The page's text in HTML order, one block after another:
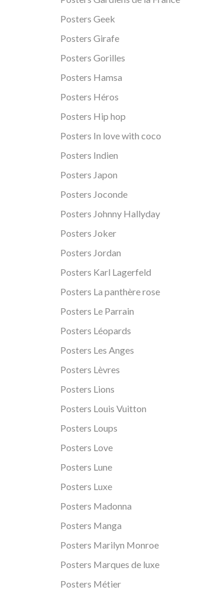
Posters Geek
Posters Girafe
Posters Gorilles
Posters Hamsa
Posters Héros
Posters Hip hop
Posters In love with coco
Posters Indien
Posters Japon
Posters Joconde
Posters Johnny Hallyday
Posters Joker
Posters Jordan
Posters Karl Lagerfeld
Posters La panthère rose
Posters Le Parrain
Posters Léopards
Posters Les Anges
Posters Lèvres
Posters Lions
Posters Louis Vuitton
Posters Loups
Posters Love
Posters Lune
Posters Luxe
Posters Madonna
Posters Manga
Posters Marilyn Monroe
Posters Marques de luxe
Posters Métier